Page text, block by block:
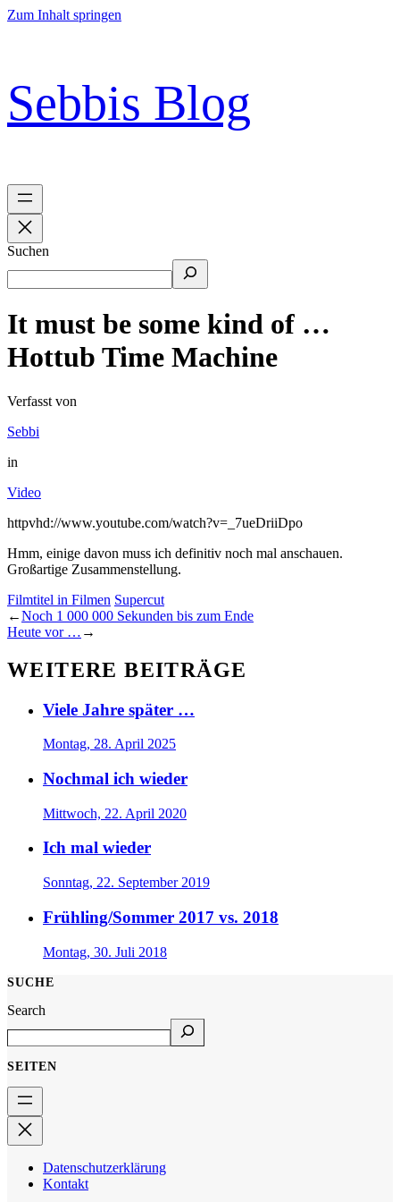
Zum Inhalt springen
Sebbis Blog
Suchen
It must be some kind of …
Hottub Time Machine
Verfasst von
Sebbi
in
Video
httpvhd://www.youtube.com/watch?v=_7ueDriiDpo
Hmm, einige davon muss ich definitiv noch mal anschauen.
Großartige Zusammenstellung.
Filmtitel in Filmen Supercut
←Noch 1 000 000 Sekunden bis zum Ende
Heute vor … →
WEITERE BEITRÄGE
Viele Jahre später …
Montag, 28. April 2025
Nochmal ich wieder
Mittwoch, 22. April 2020
Ich mal wieder
Sonntag, 22. September 2019
Frühling/Sommer 2017 vs. 2018
Montag, 30. Juli 2018
SUCHE
Search
SEITEN
Datenschutzerklärung
Kontakt